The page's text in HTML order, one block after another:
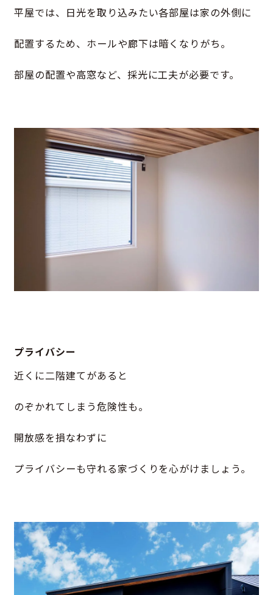
平屋では、日光を取り込みたい各部屋は家の外側に
配置するため、ホールや廊下は暗くなりがち。
部屋の配置や高窓など、採光に工夫が必要です。
プライバシー
近くに二階建てがあると
のぞかれてしまう危険性も。
開放感を損なわずに
プライバシーも守れる家づくりを心がけましょう。